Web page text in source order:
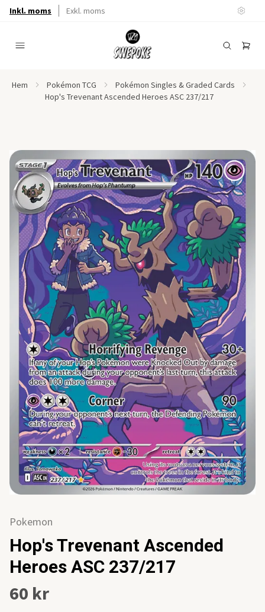
Inkl. moms Exkl. moms
Hem Pokémon TCG
Pokémon Singles & Graded Cards
Hop's Trevenant Ascended Heroes ASC 237/217
Pokemon
Hop's Trevenant Ascended
Heroes ASC 237/217
60 kr